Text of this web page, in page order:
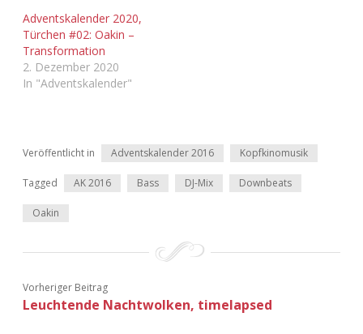
Adventskalender 2020,
Türchen #02: Oakin –
Transformation
2. Dezember 2020
In "Adventskalender"
Veröffentlicht in Adventskalender 2016 Kopfkinomusik
Tagged AK 2016 Bass DJ-Mix Downbeats
Oakin
Vorheriger Beitrag
Leuchtende Nachtwolken, timelapsed